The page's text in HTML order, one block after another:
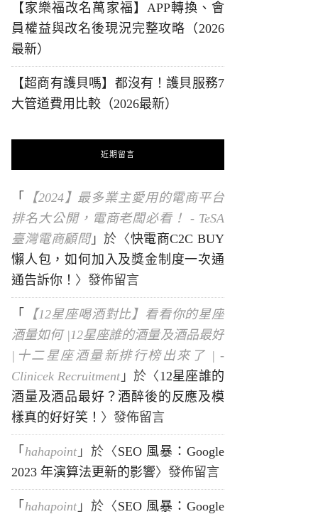
【家樂福改名萬家福】APP轉換、會
員權益與改名後現況完整攻略（2026
最新）
【超商有護貝嗎】都沒有！護貝服務7
大管道費用比較（2026最新）
近期留言
「
【2024】最多業主愛用的電商平台
排名大公開，電商老闆必看！ - TeSA
臺灣電商顧問」於〈快電商C2C BUY
懶人包，如何加入及獎金制度一次通
通告訴你！ 〉發佈留言
「
【12星座喝酒對比】看看你的星座
酒量如何 |12星座誰的酒量及酒品最好
|十二星座酒量新排行榜出來了 | -
Clinicek Recruitment 」於〈 12星座誰的
酒量及酒品最好？酒醉後的反應及模
樣真的好好笑！ 〉發佈留言
「 hahapoint 」於〈 SEO 風暴：Google
2023 年演算法更新的影響〉發佈留言
「 hahapoint 」於〈 SEO 風暴：Google